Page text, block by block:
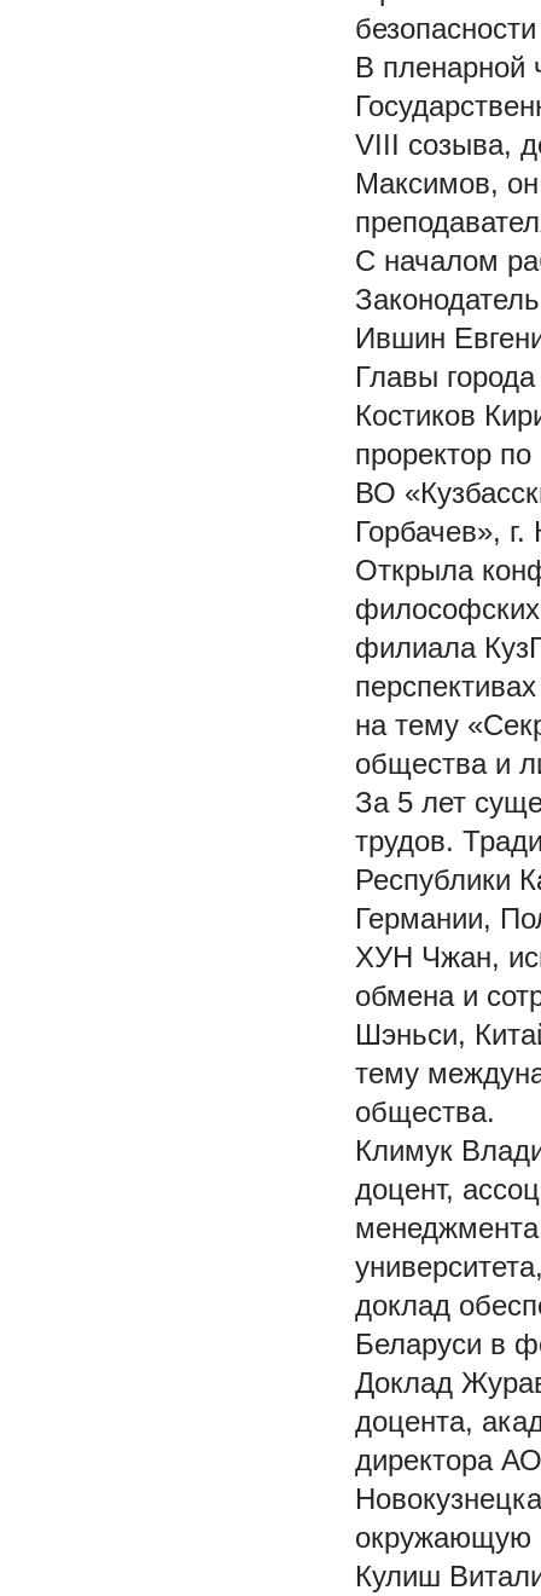
В пленарной
VIII созыва,
Максимов,
С началом
Ившин
Главы
Костиков
проректор
ВО
Горбачев»,
Открыла
философских
филиала
на тему
общества и
За 5 лет
трудов.
Республики
Германии,
ХУН Чжан,
обмена и
Шэньси,
тему
общества.
Климук
доцент,
доклад
Беларуси в
Доклад
доцента,
директора
окружающую
Кулиш